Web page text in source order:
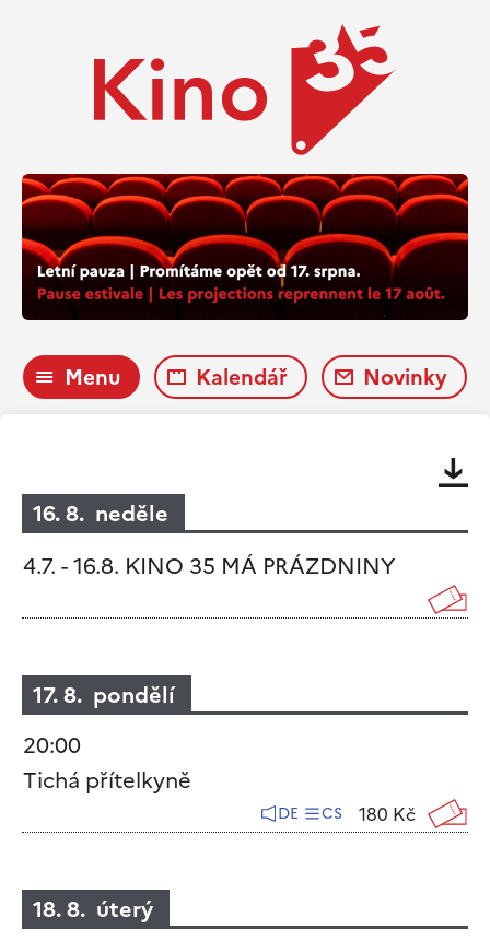
Menu Kalendář Novinky
16. 8. neděle
4.7. - 16.8. KINO 35 MÁ PRÁZDNINY
17. 8. pondělí
20:00
Tichá přítelkyně
DE CS 180 Kč
18. 8. úterý